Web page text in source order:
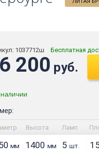
1037712ш Бесплатная
200 руб.
Высота Ламп
мм 1400 мм 5 шт.